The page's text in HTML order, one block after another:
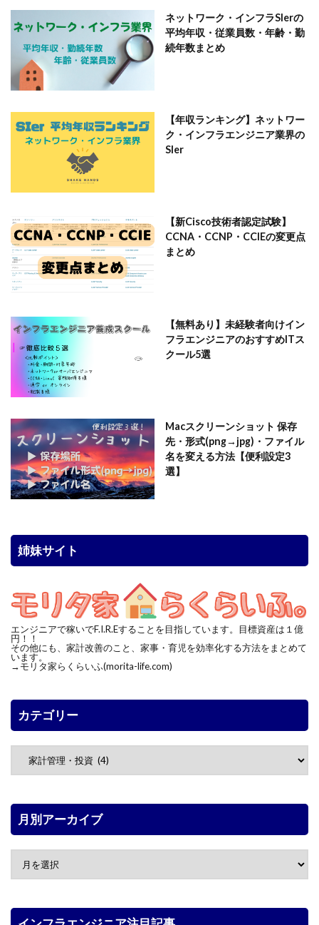
ネットワーク・インフラSIerの
平均年収・従業員数・年齢・勤
続年数まとめ
【年収ランキング】ネットワー
ク・インフラエンジニア業界の
SIer
【新Cisco技術者認定試験】
CCNA・CCNP・CCIEの変更点
まとめ
【無料あり】未経験者向けイン
フラエンジニアのおすすめITス
クール5選
Macスクリーンショット 保存
先・形式(png→jpg)・ファイル
名を変える方法【便利設定3
選】
姉妹サイト
エンジニアで稼いでF.I.R.Eすることを目指しています。目標資産は１億
円！！
その他にも、家計改善のこと、家事・育児を効率化する方法をまとめて
います。
→モリタ家らくらいふ(morita-life.com)
カテゴリー
月別アーカイブ